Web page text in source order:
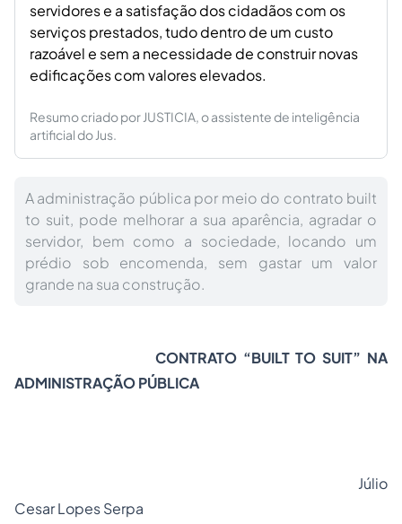
servidores e a satisfação dos cidadãos com os
serviços prestados, tudo dentro de um custo
razoável e sem a necessidade de construir novas
edificações com valores elevados.
Resumo criado por JUSTICIA, o assistente de inteligência
artificial do Jus.
A administração pública por meio do contrato built
to suit, pode melhorar a sua aparência, agradar o
servidor, bem como a sociedade, locando um
prédio sob encomenda, sem gastar um valor
grande na sua construção.
CONTRATO “BUILT TO SUIT” NA
ADMINISTRAÇÃO PÚBLICA
Júlio
Cesar Lopes Serpa